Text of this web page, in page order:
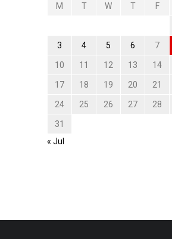
M T W T F
3 4 5 6 7
10 11 12 13 14
17 18 19 20 21
24 25 26 27 28
31
« Jul